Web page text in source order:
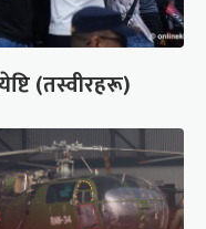
(तस्वीरहरू)